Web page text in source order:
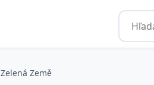
Země